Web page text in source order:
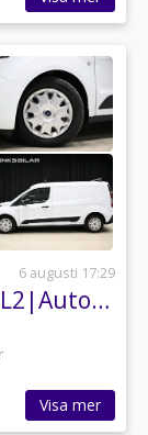
6 augusti 17:29
Ford Transit Connect 100HK L2|Automat|Sortimo-Inredd|Lågmil|Leasbar
Visa mer